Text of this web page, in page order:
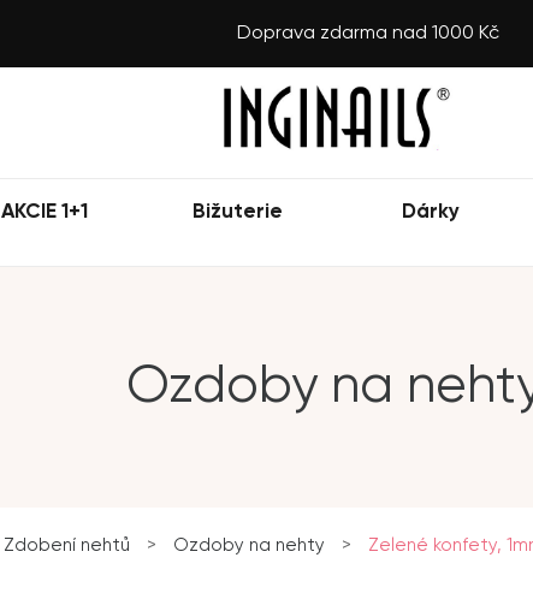
Doprava zdarma nad 1000 Kč
AKCIE 1+1 Bižuterie Dárky
Ozdoby na
Zdobení nehtů > Ozdoby na nehty > Zelené konfety,